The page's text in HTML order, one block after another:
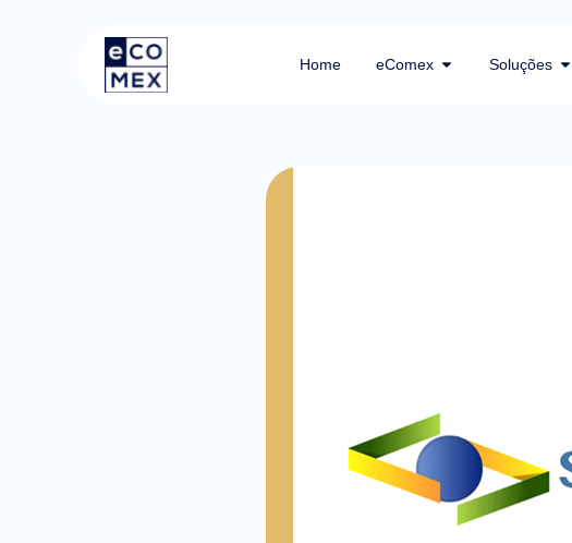
Home eComex Soluções